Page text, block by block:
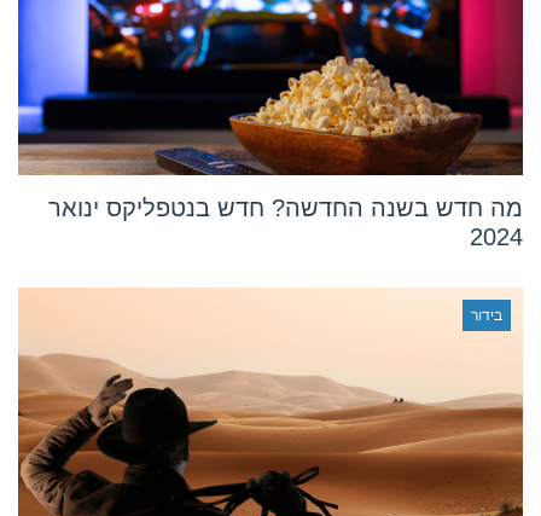
מה חדש בשנה החדשה? חדש בנטפליקס ינואר
2024
בידור